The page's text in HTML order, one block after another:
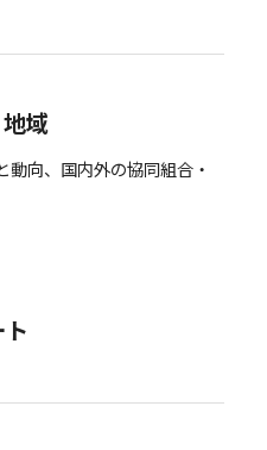
域
向、国内外の協同組合・